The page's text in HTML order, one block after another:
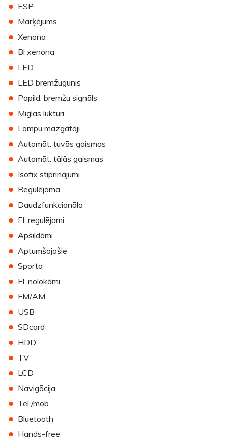
• ESP
• Marķējums
• Xenona
• Bi xenona
• LED
• LED bremžugunis
• Papild. bremžu signāls
• Miglas lukturi
• Lampu mazgātāji
• Automāt. tuvās gaismas
• Automāt. tālās gaismas
• Isofix stiprinājumi
• Regulējama
• Daudzfunkcionāla
• El. regulējami
• Apsildāmi
• Aptumšojošie
• Sporta
• El. nolokāmi
• FM/AM
• USB
• SDcard
• HDD
• TV
• LCD
• Navigācija
• Tel./mob.
• Bluetooth
• Hands-free